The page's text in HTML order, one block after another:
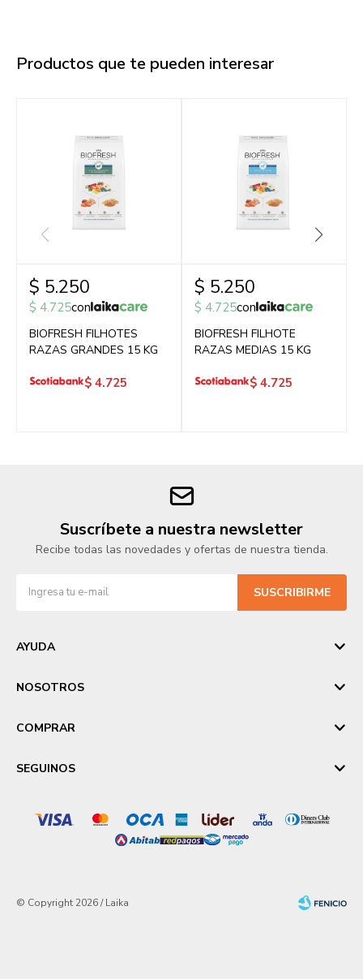
Productos que te pueden interesar
$ 5.250
$ 4.725con
BIOFRESH FILHOTES
RAZAS GRANDES 15 KG
$ 4.725
$ 5.250
$ 4.725con
BIOFRESH FILHOTE
RAZAS MEDIAS 15 KG
$ 4.725
Suscríbete a nuestra newsletter
Recibe todas las novedades y ofertas de nuestra tienda.
SUSCRIBIRME
AYUDA
NOSOTROS
COMPRAR
SEGUINOS
© Copyright 2026 / Laika